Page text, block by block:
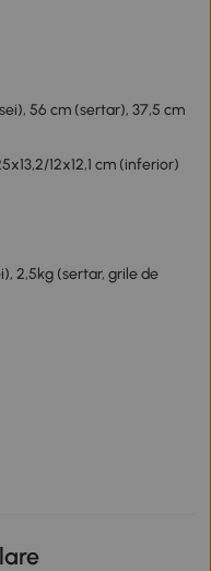
56 cm (sertar), 37,5 cm
12x12,1 cm (inferior)
2,5kg (sertar, grile de